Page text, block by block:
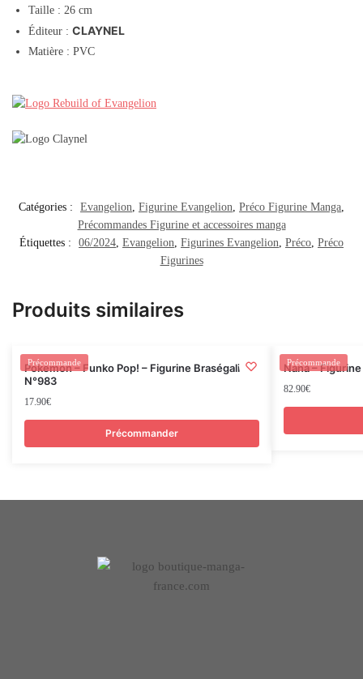
Taille : 26 cm
Éditeur : CLAYNEL
Matière : PVC
Catégories : Evangelion Figurine Evangelion Préco Figurine Manga
Précommandes Figurine et accessoires manga
Étiquettes :
06/2024 Evangelion Figurines Evangelion Préco Préco
Figurines
Produits similaires
Précommande
Pokemon – Funko Pop! – Figurine Braségali –
N°983
17.90€
Précommander
Précommande
Nana –
82.90€